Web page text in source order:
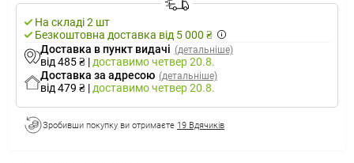
На складі 2 шт
Безкоштовна доставка від 5 000 ₴
Доставка в пункт видачі (детальніше)
від 485 ₴ | доставимочетвер 20.8.
Доставка за адресою (детальніше)
від 479 ₴ | доставимочетвер 20.8.
Зробивши покупку ви отримаєте 19 Вдячиків